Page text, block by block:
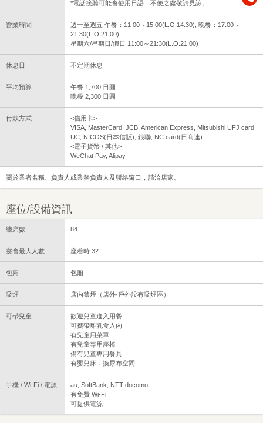
*電話接聽可能會使用日語，不便之處敬請見諒。
營業時間
週一至週五 午餐：11:00～15:00(L.O.14:30), 晚餐：17:00～
21:30(L.O.21:00)
星期六/星期日/假日 11:00～21:30(L.O.21:00)
休息日 不定期休息
平均預算
午餐 1,700 日圓
晚餐 2,300 日圓
付款方式
<信用卡>
VISA, MasterCard, JCB, American Express, Mitsubishi UFJ card,
UC, NICOS(日本信販), 銀聯, NC card(日商連)
<電子貨幣 / 其他>
WeChat Pay, Alipay
關於業者名稱、負責人或業務負責人及聯絡窗口，請洽店家。
座位/設備資訊
總席數 84
宴會最大人數 座着時 32
包廂 包廂
吸煙 店内禁煙（店外·戶外設有吸煙區）
可帶兒童
歡迎兒童進入用餐
可攜帶離乳食入內
有兒童用菜單
有兒童專用座椅
備有兒童專用餐具
有嬰兒床．換尿布空間
手機 / Wi-Fi / 電源
au, SoftBank, NTT docomo
有免費 Wi-Fi
可提供電源